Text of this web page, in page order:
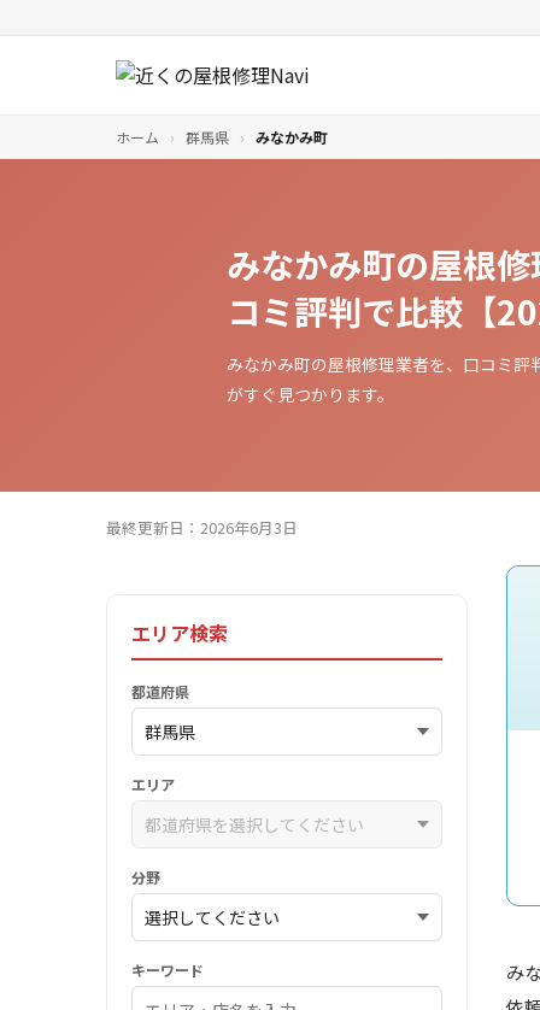
ホーム › 群馬県 › みなかみ町
みなかみ町の屋根
コミ評判で比較【
みなかみ町の屋根修理業者を、口コミ
がすぐ見つかります。
最終更新日：2026年6月3日
み
エリア検索
都道府県
エリア
分野
キーワード